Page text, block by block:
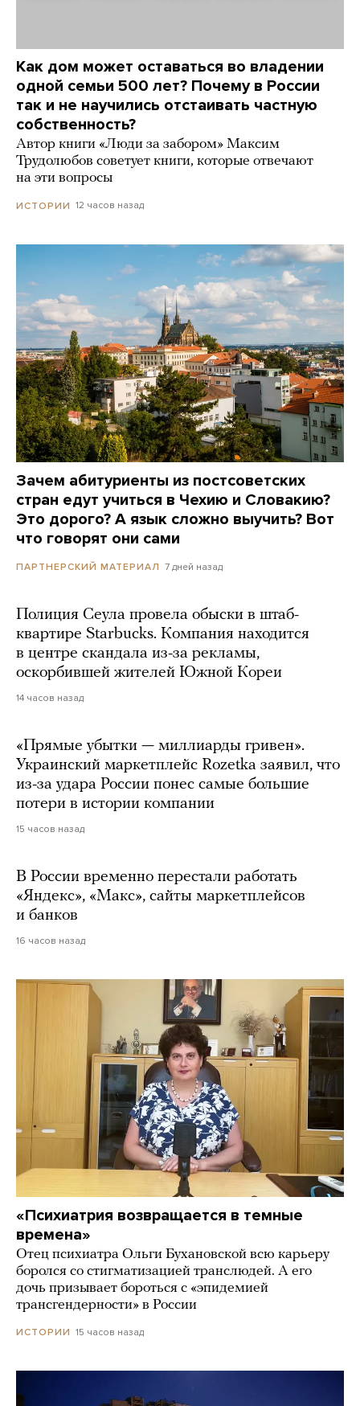
Как дом может оставаться во владении
одной семьи 500 лет? Почему в России
так и не научились отстаивать частную
собственность?
Автор книги «Люди за забором» Максим
Трудолюбов советует книги, которые отвечают
на эти вопросы
ИСТОРИИ 12 часов назад
Зачем абитуриенты из постсоветских
стран едут учиться в Чехию и Словакию?
Это дорого? А язык сложно выучить? Вот
что говорят они сами
ПАРТНЕРСКИЙ МАТЕРИАЛ 7 дней назад
Полиция Сеула провела обыски в штаб-
квартире Starbucks. Компания находится
в центре скандала из-за рекламы,
оскорбившей жителей Южной Кореи
14 часов назад
«Прямые убытки — миллиарды гривен».
Украинский маркетплейс Rozetka заявил, что
из-за удара России понес самые большие
потери в истории компании
15 часов назад
В России временно перестали работать
«Яндекс», «Макс», сайты маркетплейсов
и банков
16 часов назад
«Психиатрия возвращается в темные
времена»
Отец психиатра Ольги Бухановской всю карьеру
боролся со стигматизацией транслюдей. А его
дочь призывает бороться с «эпидемией
трансгендерности» в России
ИСТОРИИ 15 часов назад